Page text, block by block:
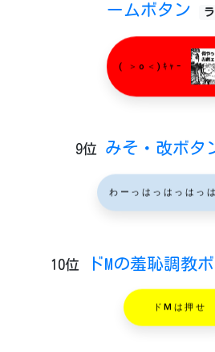
ームボタン
( ＞o＜)ｷｬｰ
9位 みそ・改ボタ
わーっはっはっはっ
10位 ドMの羞恥調教
ドMは押せ